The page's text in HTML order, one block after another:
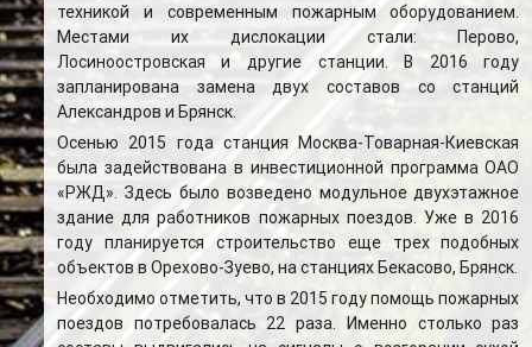
техникой и современным пожарным оборудованием.
Местами их дислокации стали: Перово,
Лосиноостровская и другие станции. В 2016 году
запланирована замена двух составов со станций
Александров и Брянск.
Осенью 2015 года станция Москва-Товарная-Киевская
была задействована в инвестиционной программа ОАО
«РЖД». Здесь было возведено модульное двухэтажное
здание для работников пожарных поездов. Уже в 2016
году планируется строительство еще трех подобных
объектов в Орехово-Зуево, на станциях Бекасово, Брянск.
Необходимо отметить, что в 2015 году помощь пожарных
поездов потребовалась 22 раза. Именно столько раз